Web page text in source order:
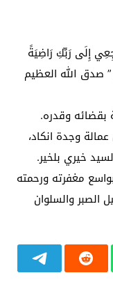
إِلَى رَبِّكِ رَاضِيَةً
صدق الله العظيم
بقضائه وقدره.
وجدة انكاد،
خيري بلخير.
مغفرته ورحمته
الصبر والسلوان